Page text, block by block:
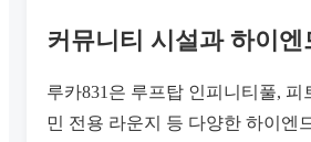
커뮤니티 시설과 하이엔
루카831은 루프탑 인피니티풀, 피
민 전용 라운지 등 다양한 하이엔